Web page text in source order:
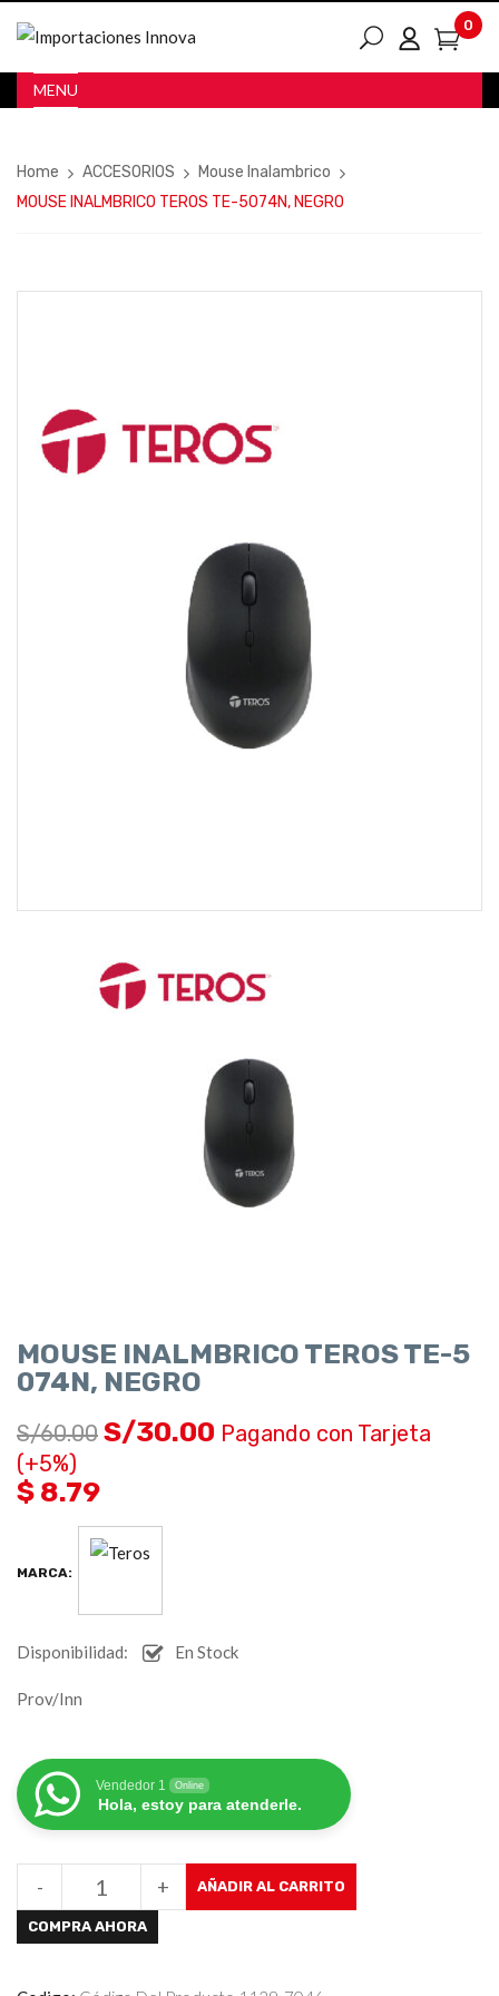
0
MENU
Home ACCESORIOS
Mouse Inalambrico
MOUSE INALMBRICO TEROS TE-5074N, NEGRO
MOUSE INALMBRICO TEROS TE-5
074N, NEGRO
S/60.00 S/30.00 Pagando con Tarjeta
(+5%)
$ 8.79
MARCA:
Disponibilidad: En Stock
Prov/Inn
Vendedor 1 Online
Hola, estoy para atenderle.
+
- AÑADIR AL CARRITO
COMPRA AHORA